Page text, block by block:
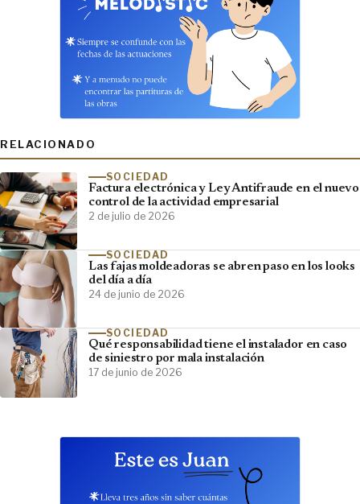
RELACIONADO
SOCIEDAD
Factura electrónica y Ley Antifraude en el nuevo
control de la actividad empresarial
2 de julio de 2026
SOCIEDAD
Las fajas moldeadoras se abren paso en los looks
del día a día
24 de junio de 2026
SOCIEDAD
Qué responsabilidad tiene el instalador en caso
de siniestro por mala instalación
17 de junio de 2026